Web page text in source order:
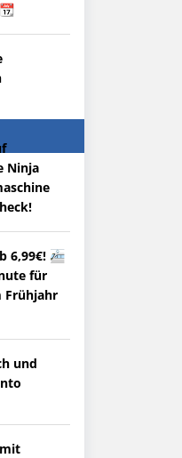
Ninja
6,99€! 🚈
für
Frühjahr
und